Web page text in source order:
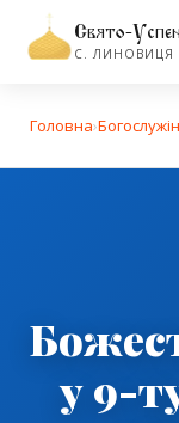
Свято-
С. ЛИНОВИЦЯ
Головна›
у 9-